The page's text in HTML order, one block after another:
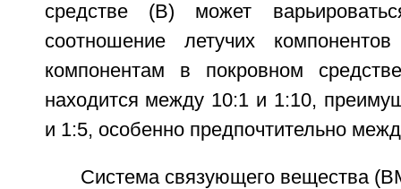
средстве (В) может
соотношение летучих
компонентам в покровном
находится между 10:1 и 1:10,
и 1:5, особенно предпочтительно
Система связующего вещества